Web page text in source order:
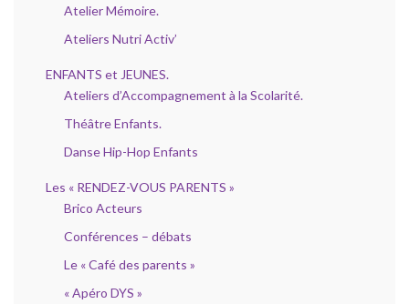
Atelier Mémoire.
Ateliers Nutri Activ’
ENFANTS et JEUNES.
Ateliers d’Accompagnement à la Scolarité.
Théâtre Enfants.
Danse Hip-Hop Enfants
Les « RENDEZ-VOUS PARENTS »
Brico Acteurs
Conférences – débats
Le « Café des parents »
« Apéro DYS »